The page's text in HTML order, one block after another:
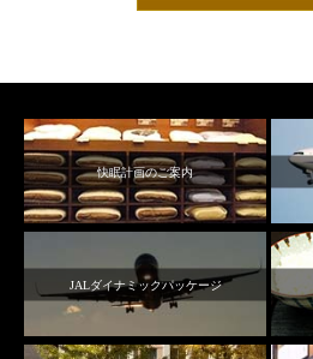
快眠計画のご案内
JALダイナミックパッケージ